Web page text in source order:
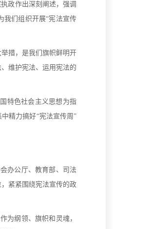
政作出深刻阐述，强调
我们组织开展“宪法宣传
措，是我们旗帜鲜明开
维护宪法、运用宪法的
特色社会主义思想为指
精力搞好“宪法宣传周”
办公厅、教育部、司法
紧紧围绕宪法宣传的政
纲领、旗帜和灵魂，